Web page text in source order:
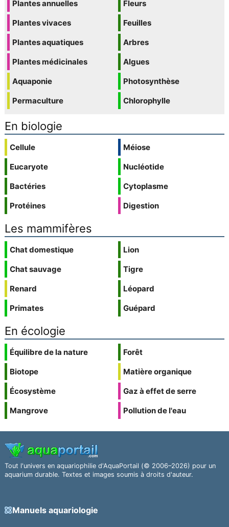
Plantes annuelles
Plantes vivaces
Plantes aquatiques
Plantes médicinales
Aquaponie
Permaculture
Fleurs
Feuilles
Arbres
Algues
Photosynthèse
Chlorophylle
En biologie
Cellule
Eucaryote
Bactéries
Protéines
Méiose
Nucléotide
Cytoplasme
Digestion
Les mammifères
Chat domestique
Chat sauvage
Renard
Primates
Lion
Tigre
Léopard
Guépard
En écologie
Équilibre de la nature
Biotope
Écosystème
Mangrove
Forêt
Matière organique
Gaz à effet de serre
Pollution de l'eau
Tout l'univers en aquariophilie d'AquaPortail (© 2006–2026) pour un
aquarium durable. Textes et images soumis à droits d'auteur.
Manuels aquariologie